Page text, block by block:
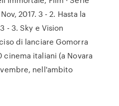
2017. 3 - 2. Hasta la
- 3. Sky e Vision
di lanciare Gomorra
italiani (a Novara
nell'ambito